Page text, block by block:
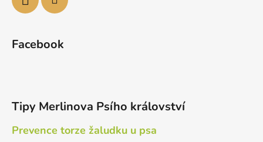
Facebook
Tipy Merlinova Psího království
Prevence torze žaludku u psa